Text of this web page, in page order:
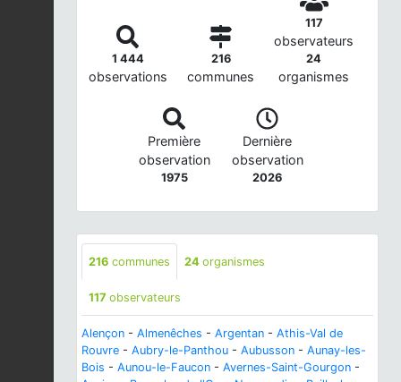
1 444
observations
216
communes
117
observateurs
24
organismes
Première
observation
1975
Dernière
observation
2026
216 communes 24 organismes
117 observateurs
Alençon - Almenêches - Argentan - Athis-Val de
Rouvre - Aubry-le-Panthou - Aubusson - Aunay-les-
Bois - Aunou-le-Faucon - Avernes-Saint-Gourgon -